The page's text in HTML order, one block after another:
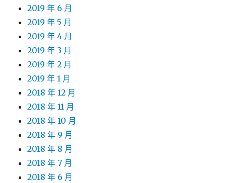
2019 年 6 月
2019 年 5 月
2019 年 4 月
2019 年 3 月
2019 年 2 月
2019 年 1 月
2018 年 12 月
2018 年 11 月
2018 年 10 月
2018 年 9 月
2018 年 8 月
2018 年 7 月
2018 年 6 月